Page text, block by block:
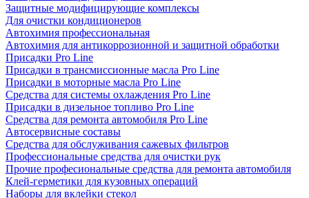
Защитные модифицирующие комплексы
Для очистки кондиционеров
Автохимия профессиональная
Автохимия для антикоррозионной и защитной обработки
Присадки Pro Line
Присадки в трансмиссионные масла Pro Line
Присадки в моторные масла Pro Line
Средства для системы охлаждения Pro Line
Присадки в дизельное топливо Pro Line
Средства для ремонта автомобиля Pro Line
Автосервисные составы
Средства для обслуживания сажевых фильтров
Профессиональные средства для очистки рук
Прочие професиональные средства для ремонта автомобиля
Клей-герметики для кузовных операций
Наборы для вклейки стекол